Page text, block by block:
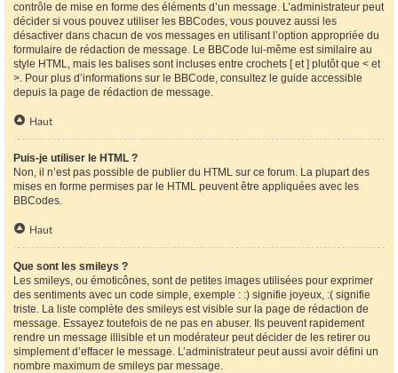
contrôle de mise en forme des éléments d’un message. L’administrateur peut
décider si vous pouvez utiliser les BBCodes, vous pouvez aussi les
désactiver dans chacun de vos messages en utilisant l’option appropriée du
formulaire de rédaction de message. Le BBCode lui-même est similaire au
style HTML, mais les balises sont incluses entre crochets [ et ] plutôt que < et
>. Pour plus d’informations sur le BBCode, consultez le guide accessible
depuis la page de rédaction de message.
Haut
Puis-je utiliser le HTML ?
Non, il n’est pas possible de publier du HTML sur ce forum. La plupart des
mises en forme permises par le HTML peuvent être appliquées avec les
BBCodes.
Haut
Que sont les smileys ?
Les smileys, ou émoticônes, sont de petites images utilisées pour exprimer
des sentiments avec un code simple, exemple : :) signifie joyeux, :( signifie
triste. La liste complète des smileys est visible sur la page de rédaction de
message. Essayez toutefois de ne pas en abuser. Ils peuvent rapidement
rendre un message illisible et un modérateur peut décider de les retirer ou
simplement d’effacer le message. L’administrateur peut aussi avoir défini un
nombre maximum de smileys par message.